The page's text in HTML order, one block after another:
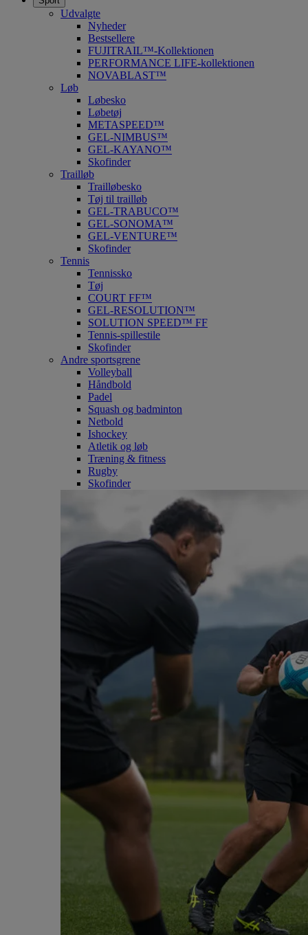
Udvalgte
Nyheder
Bestsellere
FUJITRAIL™-Kollektionen
PERFORMANCE LIFE-kollektionen
NOVABLAST™
Løb
Løbesko
Løbetøj
METASPEED™
GEL-NIMBUS™
GEL-KAYANO™
Skofinder
Trailløb
Trailløbesko
Tøj til trailløb
GEL-TRABUCO™
GEL-SONOMA™
GEL-VENTURE™
Skofinder
Tennis
Tennissko
Tøj
COURT FF™
GEL-RESOLUTION™
SOLUTION SPEED™ FF
Tennis-spillestile
Skofinder
Andre sportsgrene
Volleyball
Håndbold
Padel
Squash og badminton
Netbold
Ishockey
Atletik og løb
Træning & fitness
Rugby
Skofinder